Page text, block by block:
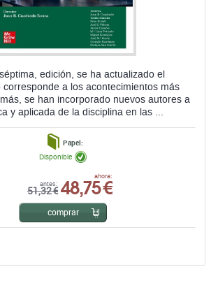
edición, se ha actualizado el
corresponde a los acontecimientos más
se han incorporado nuevos autores a
y aplicada de la disciplina en las ...
Papel:
antes:
51,32 €
ahora:
48,75 €
Disponible
comprar